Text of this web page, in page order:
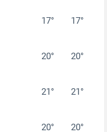
17° 17°
20° 20°
21° 21°
20° 20°